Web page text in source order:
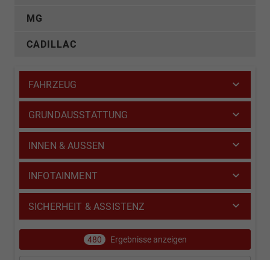
MG
CADILLAC
FAHRZEUG
GRUNDAUSSTATTUNG
INNEN & AUSSEN
INFOTAINMENT
SICHERHEIT & ASSISTENZ
480 Ergebnisse anzeigen